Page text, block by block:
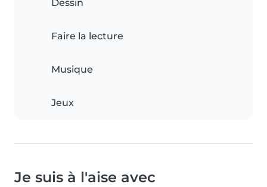
Dessin
Faire la lecture
Musique
Jeux
Je suis à l'aise avec